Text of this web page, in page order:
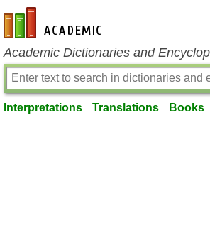
en-academic.com
Academic Dictionaries and
Interpretations Translations Books